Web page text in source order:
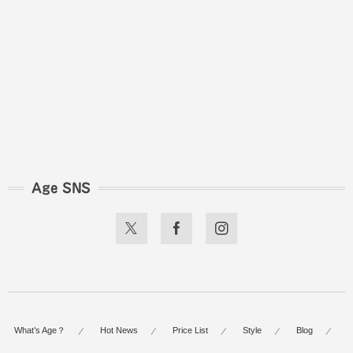
Age SNS
What’s Age？ Hot News Price List Style Blog